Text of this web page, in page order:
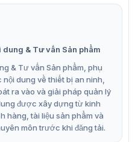
điện Hikvision DS-1260ZJ
đựng mối nối mạch
lý tưởng để bảo vệ và
các hệ thống giám sát và
dung & Tư vấn Sản phẩm
& Tư vấn Sản phẩm, phụ
dung về thiết bị an ninh,
ra vào và giải pháp quản lý
được xây dựng từ kinh
hàng, tài liệu sản phẩm và
môn trước khi đăng tải.